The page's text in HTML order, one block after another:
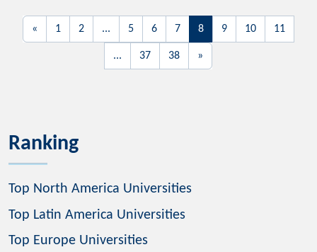
« 1 2 ... 5 6 7 8 9 10 11
... 37 38 »
Ranking
Top North America Universities
Top Latin America Universities
Top Europe Universities